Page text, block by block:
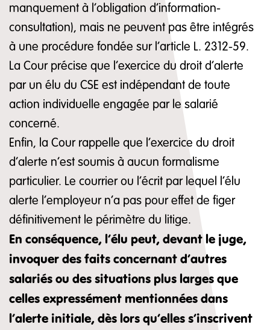
manquement à l’obligation d’information-
consultation), mais ne peuvent pas être intégrés
à une procédure fondée sur l’article L. 2312-59.
La Cour précise que l’exercice du droit d’alerte
par un élu du CSE est indépendant de toute
action individuelle engagée par le salarié
concerné.
Enfin, la Cour rappelle que l’exercice du droit
d’alerte n’est soumis à aucun formalisme
particulier. Le courrier ou l’écrit par lequel l’élu
alerte l’employeur n’a pas pour effet de figer
définitivement le périmètre du litige.
En conséquence, l’élu peut, devant le juge,
invoquer des faits concernant d’autres
salariés ou des situations plus larges que
celles expressément mentionnées dans
l’alerte initiale, dès lors qu’elles s’inscrivent